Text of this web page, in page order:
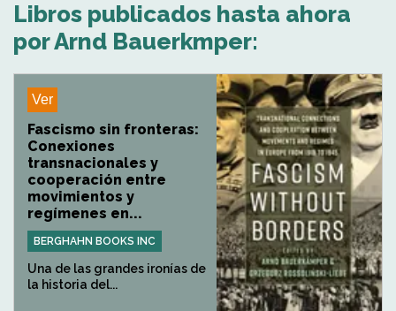
Libros publicados hasta ahora
por Arnd Bauerkmper:
Ver
Fascismo sin fronteras:
Conexiones
transnacionales y
cooperación entre
movimientos y
regímenes en...
BERGHAHN BOOKS INC
Una de las grandes ironías de
la historia del...